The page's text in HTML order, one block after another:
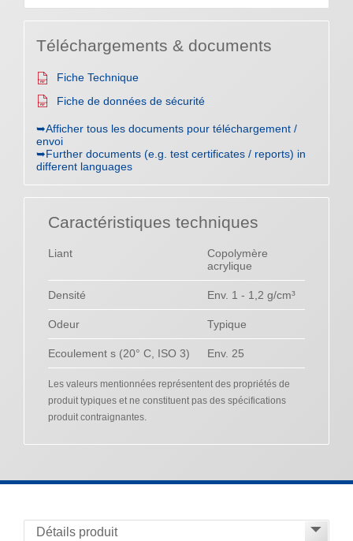
Téléchargements & documents
Fiche Technique
Fiche de données de sécurité
➥Afficher tous les documents pour téléchargement /
envoi
➥Further documents (e.g. test certificates / reports) in
different languages
Caractéristiques techniques
Liant
Copolymère
acrylique
Densité Env. 1 - 1,2 g/cm³
Odeur Typique
Ecoulement s (20° C, ISO 3) Env. 25
Les valeurs mentionnées représentent des propriétés de
produit typiques et ne constituent pas des spécifications
produit contraignantes.